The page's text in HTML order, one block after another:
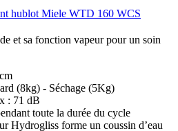
et sa fonction vapeur pour un soin
(8kg) - Séchage (5Kg)
: 71 dB
toute la durée du cycle
Hydrogliss forme un coussin d’eau